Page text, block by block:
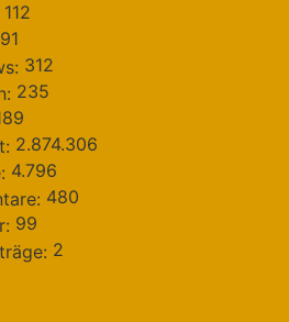
112
91
312
235
2.874.306
4.796
480
99
2